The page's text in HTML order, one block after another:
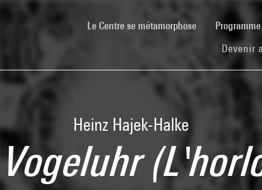
Le Centre se métamorphose(current)
Devenir
Heinz Hajek-Halke